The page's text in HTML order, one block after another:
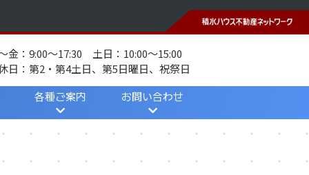
金：9:00～17:30 土日：10:00～15:00
日：第2・第4土日、第5日曜日、祝祭日
各種ご案内
当社のご案内
採用情報
引越し知恵袋
お問い合わせ
メールフォーム
個人情報保護方針